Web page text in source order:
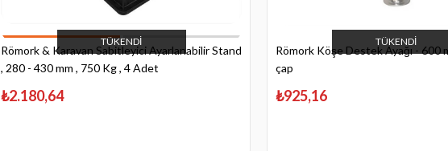
TÜKENDI
Römork & Karavan Sabitleyici Ayarlanabilir Stand
, 280 - 430 mm , 750 Kg , 4 Adet
₺2.180,64
TÜKENDI
Römork Köşe Destek Ayağı - 600
çap
₺925,16